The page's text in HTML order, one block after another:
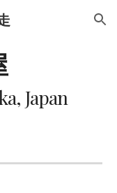
Skip to navigation
Japan